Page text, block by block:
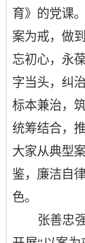
育》的党课。
案为戒，做
忘初心，永
字当头，纠
标本兼治，
统筹结合，
大家从典型
鉴，廉洁自
色。
张善忠